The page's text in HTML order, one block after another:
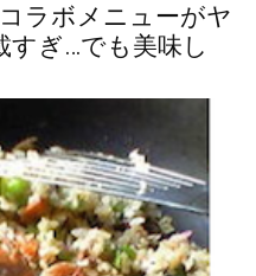
ラボメニューがヤ
すぎ…でも美味し